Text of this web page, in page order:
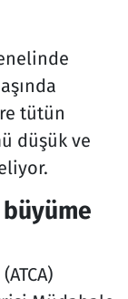
tütün
düşük ve